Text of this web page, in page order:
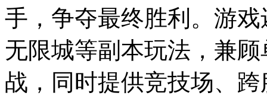
手，争夺最终胜利。游
无限城等副本玩法，兼
战，同时提供竞技场、